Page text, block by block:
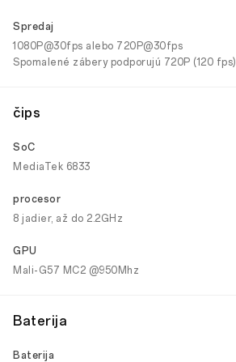
Spredaj
1080P@30fps alebo 720P@30fps
Spomalené zábery podporujú 720P (120 fps)
čips
SoC
MediaTek 6833
procesor
8 jadier, až do 2.2GHz
GPU
Mali-G57 MC2 @950Mhz
Baterija
Baterija